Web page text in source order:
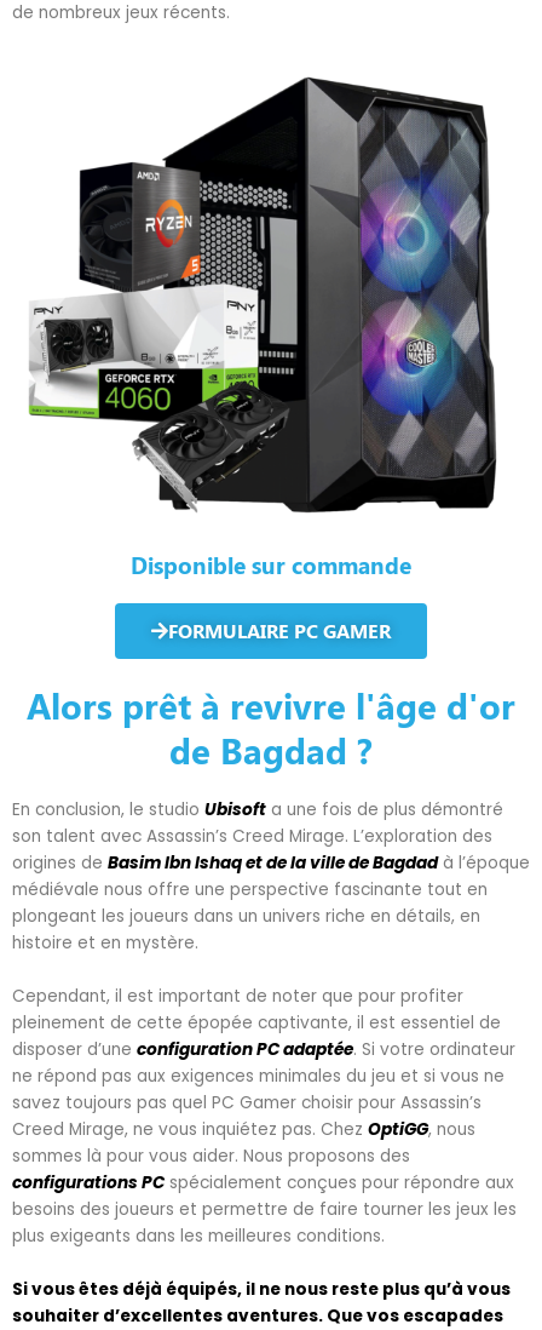
de nombreux jeux récents.
Disponible sur commande
FORMULAIRE PC GAMER
Alors prêt à revivre l'âge d'or
de Bagdad ?
En conclusion, le studio Ubisoft a une fois de plus démontré
son talent avec Assassin’s Creed Mirage. L’exploration des
origines de Basim Ibn Ishaq et de la ville de Bagdadà l’époque
médiévale nous offre une perspective fascinante tout en
plongeant les joueurs dans un univers riche en détails, en
histoire et en mystère.
Cependant, il est important de noter que pour profiter
pleinement de cette épopée captivante, il est essentiel de
disposer d’une configuration PC adaptée. Si votre ordinateur
ne répond pas aux exigences minimales du jeu et si vous ne
savez toujours pas quel PC Gamer choisir pour Assassin’s
Creed Mirage, ne vous inquiétez pas. Chez OptiGG, nous
sommes là pour vous aider. Nous proposons des
configurations PC spécialement conçues pour répondre aux
besoins des joueurs et permettre de faire tourner les jeux les
plus exigeants dans les meilleures conditions.
Si vous êtes déjà équipés, il ne nous reste plus qu’à vous
souhaiter d’excellentes aventures. Que vos escapades